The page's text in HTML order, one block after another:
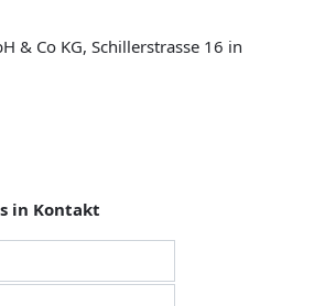
& Co KG, Schillerstrasse 16 in
in Kontakt